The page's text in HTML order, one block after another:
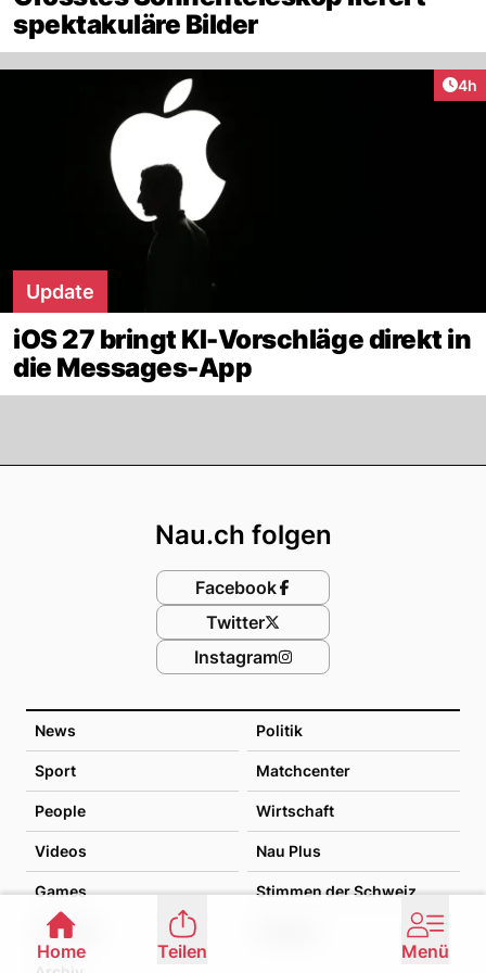
spektakuläre Bilder
4h
Update
iOS 27 bringt KI-Vorschläge direkt in
die Messages-App
News Politik
Sport Matchcenter
People Wirtschaft
Videos Nau Plus
Games Stimmen der Schweiz
Lifestyle
Nau.ch folgen
Facebook
Twitter
Instagram
Home Teilen Menü